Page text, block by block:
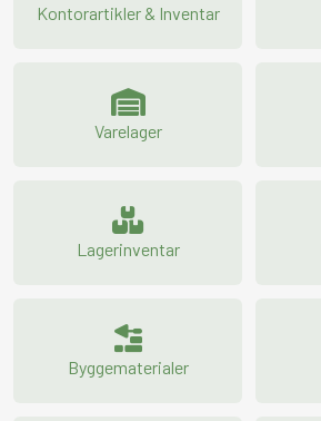
Kontorartikler & Inventar
Varelager
Lagerinventar
Byggematerialer